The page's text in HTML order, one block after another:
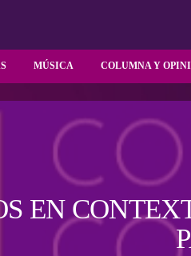
MÚSICA COLUMNA Y
EN